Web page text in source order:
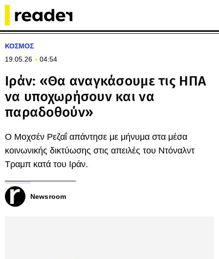
ΚΟΣΜΟΣ
19.05.26
04:54
Ιράν: «Θα αναγκάσουμε τις ΗΠΑ
να υποχωρήσουν και να
παραδοθούν»
Ο Μοχσέν Ρεζαΐ απάντησε με μήνυμα στα μέσα
κοινωνικής δικτύωσης στις απειλές του Ντόναλντ
Τραμπ κατά του Ιράν.
Newsroom